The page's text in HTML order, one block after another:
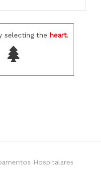
selecting the heart.
Hospitalares